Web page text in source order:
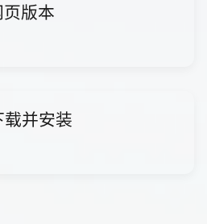
版本
并安装